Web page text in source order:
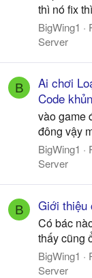
thì nó fix
BigWing1
Server
B
Ai chơi
Code
vào game
đông vậy
BigWing1
Server
B Giới thiệu
Có bác
thấy cũng
BigWing1
Server